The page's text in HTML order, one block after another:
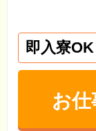
即入寮OK
お